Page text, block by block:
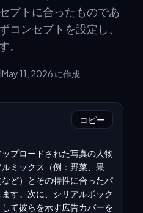
プトに合ったものであ
コンセプトを設定し、
。
May 11, 2026 に作成
コピー
プロードされた写真の人物
ミックス（例：野菜、果
ど）とその特性に合ったパ
す。次に、シリアルボック
て彼らを示す広告カバーを